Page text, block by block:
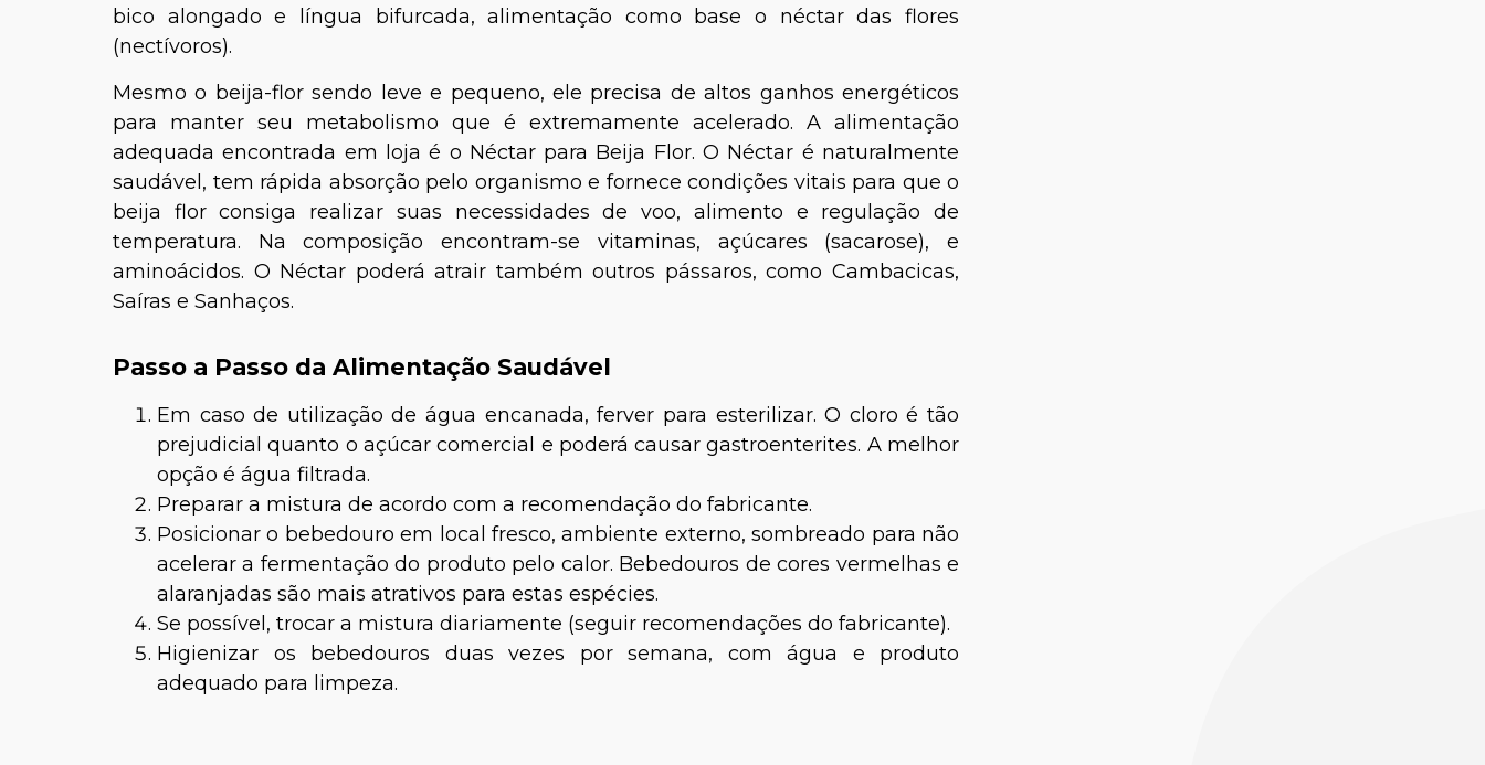
bico alongado e língua bifurcada, alimentação como base o néctar das flores
(nectívoros).
Mesmo o beija-flor sendo leve e pequeno, ele precisa de altos ganhos energéticos
para manter seu metabolismo que é extremamente acelerado. A alimentação
adequada encontrada em loja é o Néctar para Beija Flor. O Néctar é naturalmente
saudável, tem rápida absorção pelo organismo e fornece condições vitais para que o
beija flor consiga realizar suas necessidades de voo, alimento e regulação de
temperatura. Na composição encontram-se vitaminas, açúcares (sacarose), e
aminoácidos. O Néctar poderá atrair também outros pássaros, como Cambacicas,
Saíras e Sanhaços.
Passo a Passo da Alimentação Saudável
Em caso de utilização de água encanada, ferver para esterilizar. O cloro é tão
prejudicial quanto o açúcar comercial e poderá causar gastroenterites. A melhor
opção é água filtrada.
Preparar a mistura de acordo com a recomendação do fabricante.
Posicionar o bebedouro em local fresco, ambiente externo, sombreado para não
acelerar a fermentação do produto pelo calor. Bebedouros de cores vermelhas e
alaranjadas são mais atrativos para estas espécies.
Se possível, trocar a mistura diariamente (seguir recomendações do fabricante).
Higienizar os bebedouros duas vezes por semana, com água e produto
adequado para limpeza.